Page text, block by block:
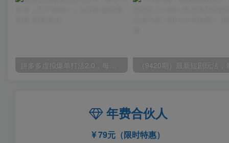
拼多多虚拟爆单打法2.0，每天10分钟，月产5000+，从0到1赚收益教程
年费合伙人
79元（限时特惠）